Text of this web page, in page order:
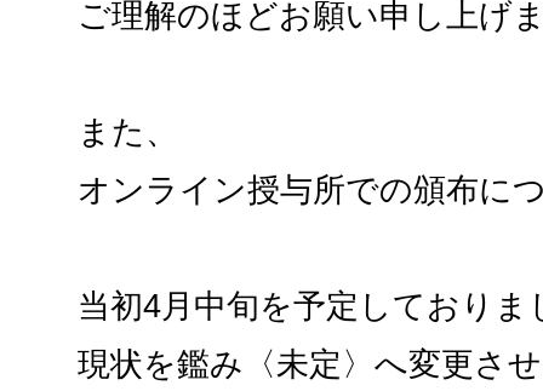
ご理解のほどお願い申し上げ
また、
オンライン授与所での頒布に
当初4月中旬を予定しておりま
現状を鑑み〈未定〉へ変更さ